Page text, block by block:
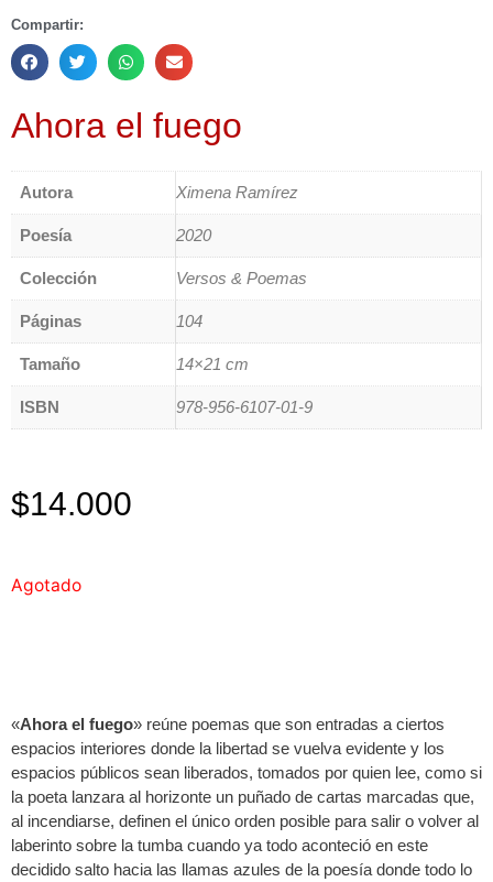
Compartir:
Ahora el fuego
Autora Ximena Ramírez
Poesía 2020
Colección Versos & Poemas
Páginas 104
Tamaño 14×21 cm
ISBN 978-956-6107-01-9
$14.000
Agotado
«Ahora el fuego» reúne poemas que son entradas a ciertos
espacios interiores donde la libertad se vuelva evidente y los
espacios públicos sean liberados, tomados por quien lee, como si
la poeta lanzara al horizonte un puñado de cartas marcadas que,
al incendiarse, definen el único orden posible para salir o volver al
laberinto sobre la tumba cuando ya todo aconteció en este
decidido salto hacia las llamas azules de la poesía donde todo lo